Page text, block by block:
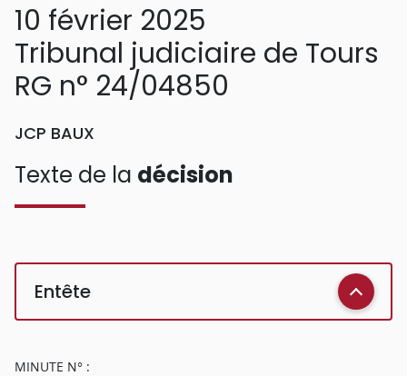
10 février 2025
Tribunal judiciaire de Tours
RG n° 24/04850
JCP BAUX
Texte de la décision
Entête
MINUTE N° :